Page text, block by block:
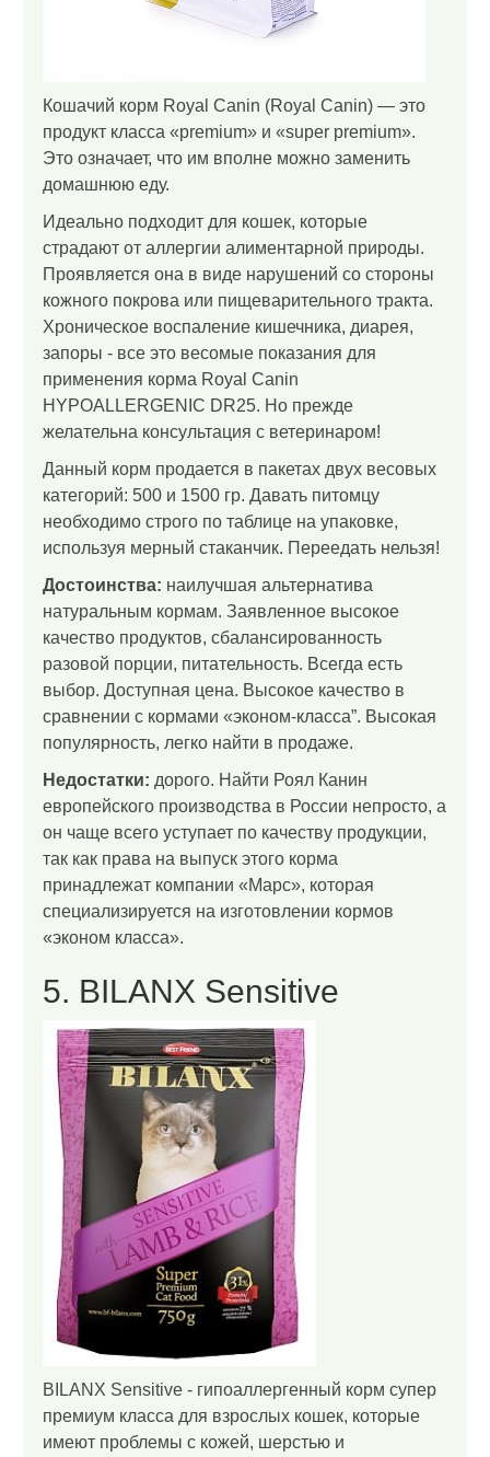
Кошачий корм Royal Canin (Royal Canin) — это
продукт класса «premium» и «super premium».
Это означает, что им вполне можно заменить
домашнюю еду.
Идеально подходит для кошек, которые
страдают от аллергии алиментарной природы.
Проявляется она в виде нарушений со стороны
кожного покрова или пищеварительного тракта.
Хроническое воспаление кишечника, диарея,
запоры - все это весомые показания для
применения корма Royal Canin
HYPOALLERGENIC DR25. Но прежде
желательна консультация с ветеринаром!
Данный корм продается в пакетах двух весовых
категорий: 500 и 1500 гр. Давать питомцу
необходимо строго по таблице на упаковке,
используя мерный стаканчик. Переедать нельзя!
Достоинства: наилучшая альтернатива
натуральным кормам. Заявленное высокое
качество продуктов, сбалансированность
разовой порции, питательность. Всегда есть
выбор. Доступная цена. Высокое качество в
сравнении с кормами «эконом-класса”. Высокая
популярность, легко найти в продаже.
Недостатки: дорого. Найти Роял Канин
европейского производства в России непросто, а
он чаще всего уступает по качеству продукции,
так как права на выпуск этого корма
принадлежат компании «Марс», которая
специализируется на изготовлении кормов
«эконом класса».
5. BILANX Sensitive
BILANX Sensitive - гипоаллергенный корм супер
премиум класса для взрослых кошек, которые
имеют проблемы с кожей, шерстью и